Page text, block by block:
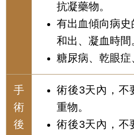
抗凝藥物。
有出血傾向病
和出、凝血時間
糖尿病、乾眼症
手
術
後
術後3天內，不
重物。
術後3天內，不